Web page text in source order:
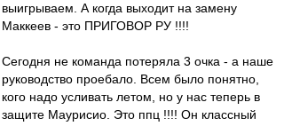
выигрываем. А когда выходит на замену
Маккеев - это ПРИГОВОР РУ !!!!
Сегодня не команда потеряла 3 очка - а наше
руководство проебало. Всем было понятно,
кого надо усливать летом, но у нас теперь в
защите Маурисио. Это ппц !!!! Он классный